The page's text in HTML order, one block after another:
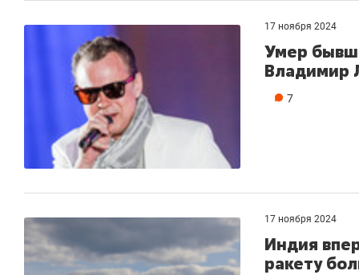
17 ноября 2024
Умер
Владимир
7
17 ноября 2024
Индия
ракету